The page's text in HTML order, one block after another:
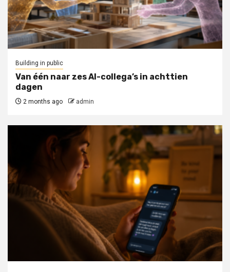
Building in public
Van één naar zes AI-collega’s in achttien
dagen
2 months ago admin